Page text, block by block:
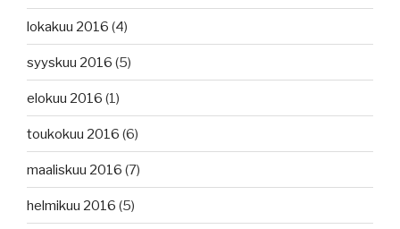
lokakuu 2016 (4)
syyskuu 2016 (5)
elokuu 2016 (1)
toukokuu 2016 (6)
maaliskuu 2016 (7)
helmikuu 2016 (5)